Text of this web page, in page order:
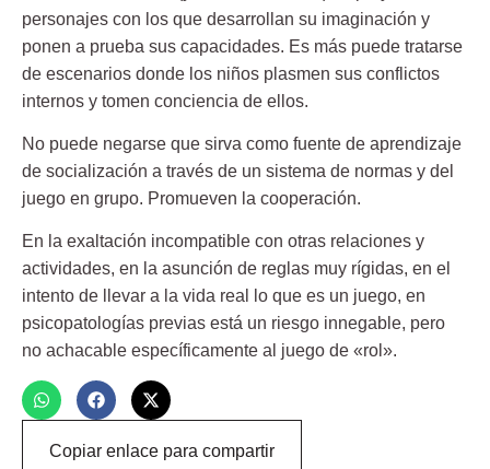
personajes con los que desarrollan su imaginación y
ponen a prueba sus capacidades. Es más puede tratarse
de escenarios donde los niños plasmen sus conflictos
internos y tomen conciencia de ellos.
No puede negarse que sirva como fuente de aprendizaje
de socialización a través de un sistema de normas y del
juego en grupo. Promueven la cooperación.
En la exaltación incompatible con otras relaciones y
actividades, en la asunción de reglas muy rígidas, en el
intento de llevar a la vida real lo que es un juego, en
psicopatologías previas está un riesgo innegable, pero
no achacable específicamente al juego de «rol».
Copiar enlace para compartir